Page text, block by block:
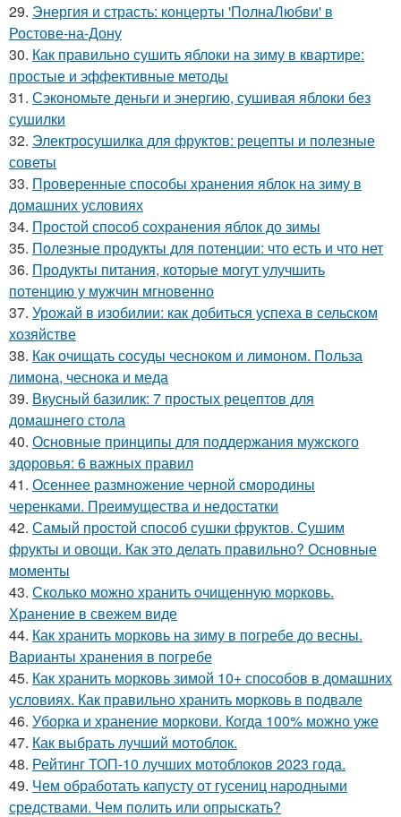
29. Энергия и страсть: концерты 'ПолнаЛюбви' в
Ростове-на-Дону
30. Как правильно сушить яблоки на зиму в квартире:
простые и эффективные методы
31. Сэкономьте деньги и энергию, сушивая яблоки без
сушилки
32. Электросушилка для фруктов: рецепты и полезные
советы
33. Проверенные способы хранения яблок на зиму в
домашних условиях
34. Простой способ сохранения яблок до зимы
35. Полезные продукты для потенции: что есть и что нет
36. Продукты питания, которые могут улучшить
потенцию у мужчин мгновенно
37. Урожай в изобилии: как добиться успеха в сельском
хозяйстве
38. Как очищать сосуды чесноком и лимоном. Польза
лимона, чеснока и меда
39. Вкусный базилик: 7 простых рецептов для
домашнего стола
40. Основные принципы для поддержания мужского
здоровья: 6 важных правил
41. Осеннее размножение черной смородины
черенками. Преимущества и недостатки
42. Самый простой способ сушки фруктов. Сушим
фрукты и овощи. Как это делать правильно? Основные
моменты
43. Сколько можно хранить очищенную морковь.
Хранение в свежем виде
44. Как хранить морковь на зиму в погребе до весны.
Варианты хранения в погребе
45. Как хранить морковь зимой 10+ способов в домашних
условиях. Как правильно хранить морковь в подвале
46. Уборка и хранение моркови. Когда 100% можно уже
47. Как выбрать лучший мотоблок.
48. Рейтинг ТОП-10 лучших мотоблоков 2023 года.
49. Чем обработать капусту от гусениц народными
средствами. Чем полить или опрыскать?